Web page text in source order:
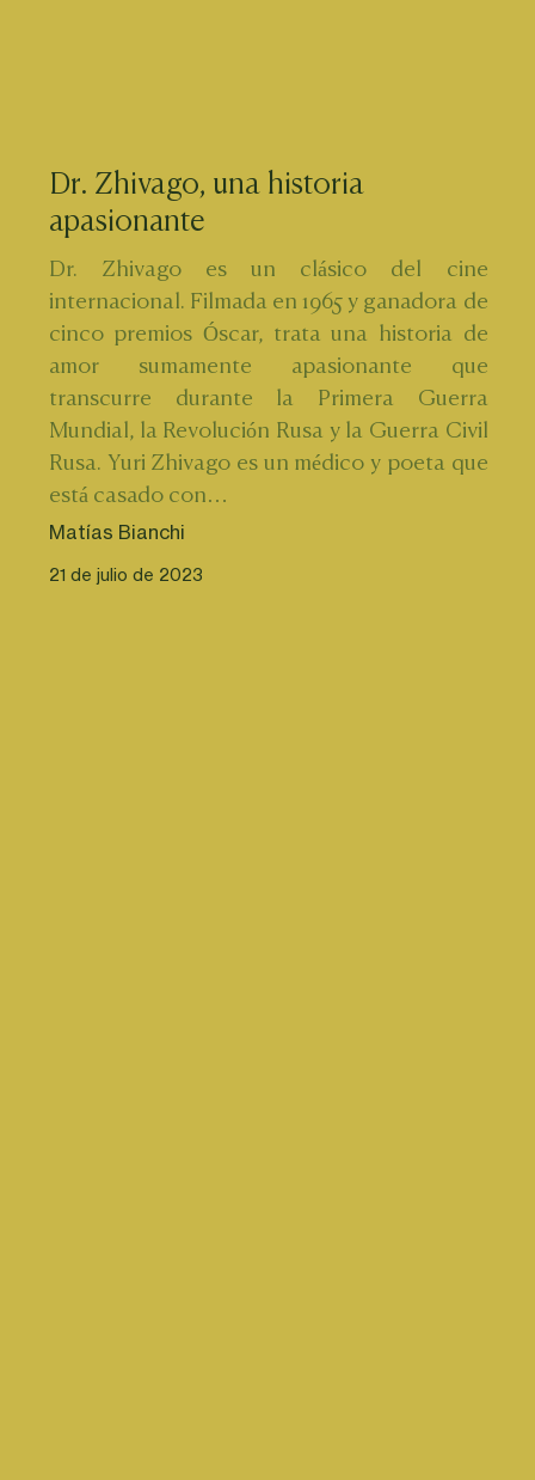
Dr. Zhivago, una historia
apasionante
Dr. Zhivago es un clásico del cine
internacional. Filmada en 1965 y ganadora de
cinco premios Óscar, trata una historia de
amor sumamente apasionante que
transcurre durante la Primera Guerra
Mundial, la Revolución Rusa y la Guerra Civil
Rusa. Yuri Zhivago es un médico y poeta que
está casado con…
Matías Bianchi
21 de julio de 2023